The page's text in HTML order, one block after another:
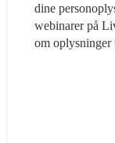
dine
webinarer på
om